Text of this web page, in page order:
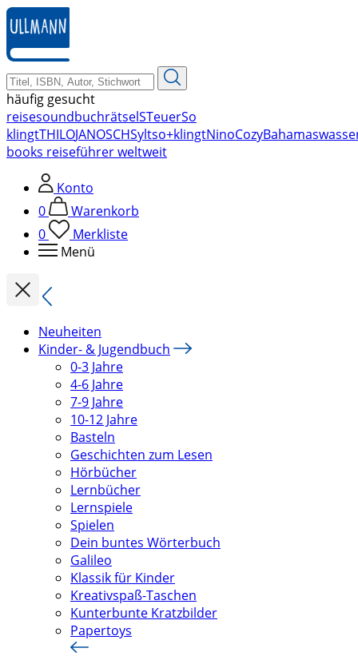
zum
Hauptinhalt
springen
häufig gesucht
reisesoundbuchrätselSTeuerSo
klingtTHILOJANOSCHSyltso+klingtNinoCozyBahamas
books reiseführer weltweit
Konto
0
Warenkorb
0
Merkliste
Menü
Neuheiten
Kinder- & Jugendbuch
0-3 Jahre
4-6 Jahre
7-9 Jahre
10-12 Jahre
Basteln
Geschichten zum Lesen
Hörbücher
Lernbücher
Lernspiele
Spielen
Dein buntes Wörterbuch
Galileo
Klassik für Kinder
Kreativspaß-Taschen
Kunterbunte Kratzbilder
Papertoys